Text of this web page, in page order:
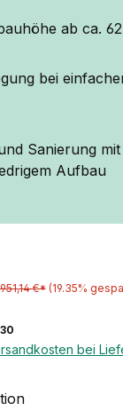
ab ca.
bei
Sanierung
Aufbau
€* (19.35%
bei